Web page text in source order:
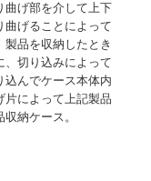
曲げ部を介して上下
曲げることによって
品を収納したとき
、切り込みによって
込んでケース本体内
片によって上記製品
納ケース。